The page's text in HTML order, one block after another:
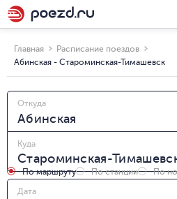
Главная
Расписание поездов
Абинская - Староминская-Тимашевск
Откуда
Куда
По маршруту По станции
По
Дата